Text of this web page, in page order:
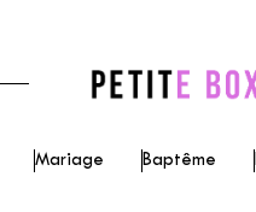
Mariage Baptême